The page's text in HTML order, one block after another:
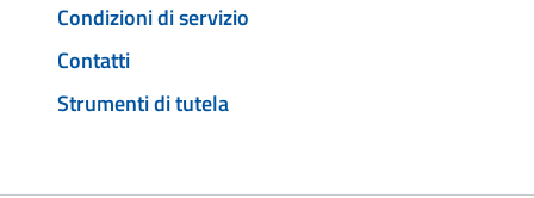
Condizioni di servizio
Contatti
Strumenti di tutela